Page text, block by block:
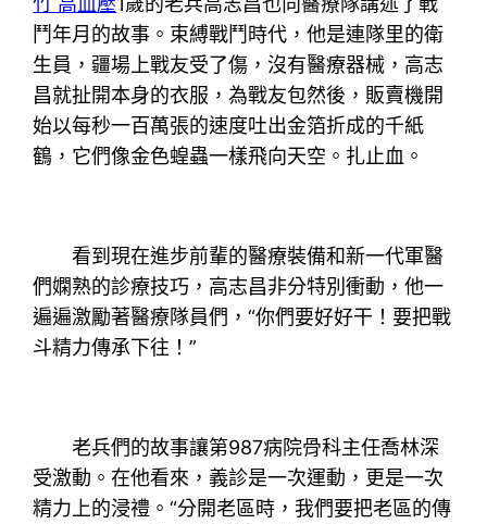
鬥年月的故事。束縛戰鬥時代，他是連隊里的衛
生員，疆場上戰友受了傷，沒有醫療器械，高志
昌就扯開本身的衣服，為戰友包然後，販賣機開
始以每秒一百萬張的速度吐出金箔折成的千紙
鶴，它們像金色蝗蟲一樣飛向天空。扎止血。
看到現在進步前輩的醫療裝備和新一代軍醫
們嫻熟的診療技巧，高志昌非分特別衝動，他一
遍遍激勵著醫療隊員們，“你們要好好干！要把戰
斗精力傳承下往！”
老兵們的故事讓第987病院骨科主任喬林深
受激動。在他看來，義診是一次運動，更是一次
精力上的浸禮。“分開老區時，我們要把老區的傳